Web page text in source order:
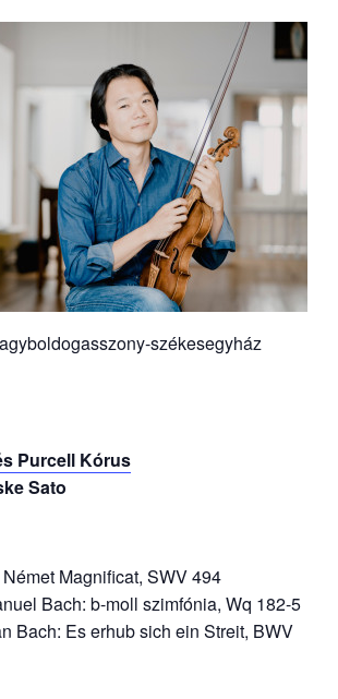
székesegyház
Purcell Kórus
Sato
Magnificat, SWV 494
Bach: b-moll szimfónia, Wq 182-5
Bach: Es erhub sich ein Streit, BWV